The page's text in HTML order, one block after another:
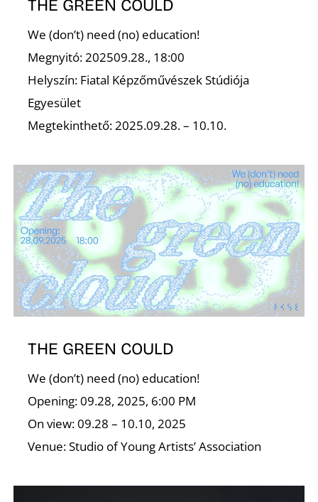
THE GREEN COULD
We (don’t) need (no) education!
Megnyitó: 202509.28., 18:00
Helyszín: Fiatal Képzőművészek Stúdiója
Egyesület
Megtekinthető: 2025.09.28. – 10.10.
THE GREEN COULD
We (don’t) need (no) education!
Opening: 09.28, 2025, 6:00 PM
On view: 09.28 – 10.10, 2025
Venue: Studio of Young Artists’ Association